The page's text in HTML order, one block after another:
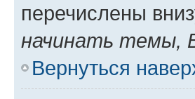
перечислены
начинать темы,
Вернуться